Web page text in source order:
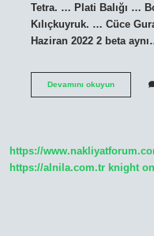
Tetra. … Plati Balığı …
Kılıçkuyruk. … Cüce
Haziran 2022 2 beta
Devamını okuyunMelek
Mı
https://
https://alnila.com.tr knight